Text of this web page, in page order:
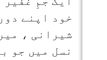
خود اپنے
شیرانی ،
نسل میں جو